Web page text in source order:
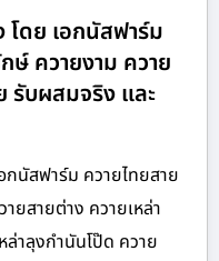
โดย เอกนัสฟาร์ม
ษ์ ควายงาม ควาย
รับผสมจริง และ
กนัสฟาร์ม ควายไทยสาย
สายต่าง ควายเหล่า
ล่าลุงกำนันโป๊ด ควาย